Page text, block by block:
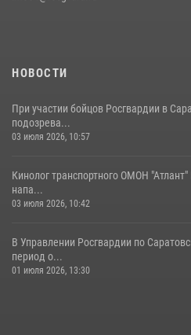
07 августа 2026, 11:35
НОВОСТИ
При участии бойцов Росгвардии в
подозрева...
03 июля 2026, 10:57
Кинолог транспортного ОМОН
напа...
03 июля 2026, 10:42
В Управлении Росгвардии по
период о...
01 июля 2026, 13:30